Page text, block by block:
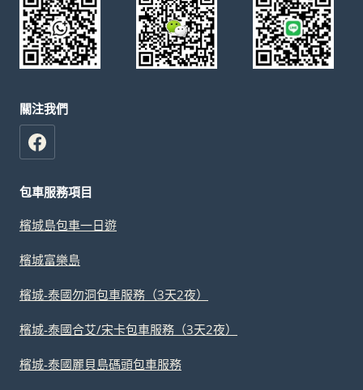
關注我們
包車服務項目
檳城島包車一日遊
檳城富樂島
檳城-泰國勿洞包車服務（3天2夜）
檳城-泰國合艾/宋卡包車服務（3天2夜）
檳城-泰國麗貝島碼頭包車服務